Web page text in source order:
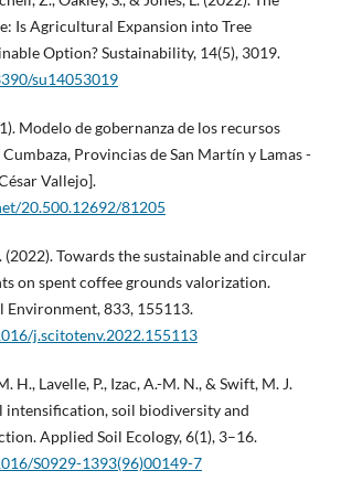
Is Agricultural Expansion into Tree
Option? Sustainability, 14(5), 3019.
su14053019
Modelo de gobernanza de los recursos
Provincias de San Martín y Lamas -
Vallejo].
20.500.12692/81205
(2022). Towards the sustainable and circular
on spent coffee grounds valorization.
Environment, 833, 155113.
j.scitotenv.2022.155113
H., Lavelle, P., Izac, A.-M. N., & Swift, M. J.
intensification, soil biodiversity and
Applied Soil Ecology, 6(1), 3–16.
S0929-1393(96)00149-7